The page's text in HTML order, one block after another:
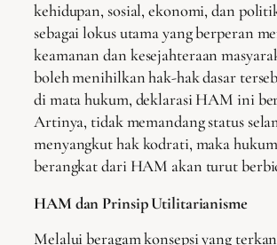
kehidupan, sosial, ekonomi, dan
sebagai lokus utama yang berperan
keamanan dan kesejahteraan
boleh menihilkan hak-hak dasar
di mata hukum, deklarasi HAM ini
Artinya, tidak memandang status
menyangkut hak kodrati, maka
berangkat dari HAM akan turut
HAM dan Prinsip Utilitarianisme
Melalui beragam konsepsi yang